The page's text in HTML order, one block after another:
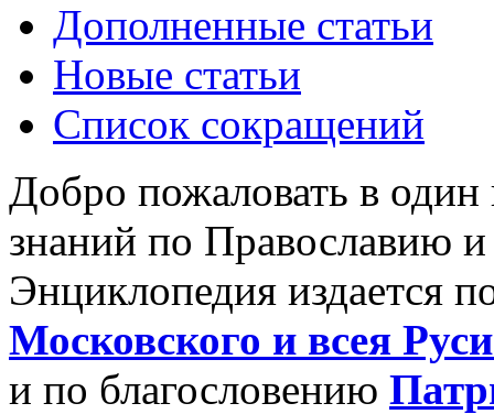
Дополненные статьи
Новые статьи
Список сокращений
Добро пожаловать в
знаний по Православию
Энциклопедия издается
Московского и всея
и по благословению